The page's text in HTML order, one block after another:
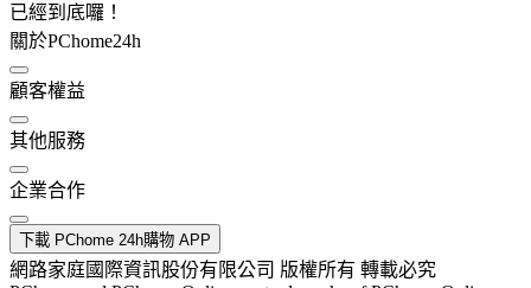
已經到底囉！
關於PChome24h
顧客權益
其他服務
企業合作
下載 PChome 24h購物 APP
網路家庭國際資訊股份有限公司 版權所有 轉載必究